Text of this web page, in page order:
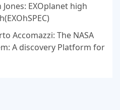
EXOplanet high
Accomazzi: The NASA
A discovery Platform for